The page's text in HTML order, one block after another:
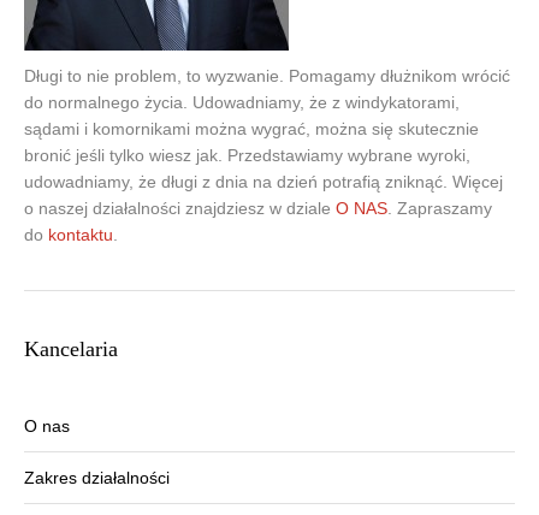
Długi to nie problem, to wyzwanie. Pomagamy dłużnikom wrócić
do normalnego życia. Udowadniamy, że z windykatorami,
sądami i komornikami można wygrać, można się skutecznie
bronić jeśli tylko wiesz jak. Przedstawiamy wybrane wyroki,
udowadniamy, że długi z dnia na dzień potrafią zniknąć. Więcej
o naszej działalności znajdziesz w dziale O NAS. Zapraszamy
do kontaktu.
Kancelaria
O nas
Zakres działalności